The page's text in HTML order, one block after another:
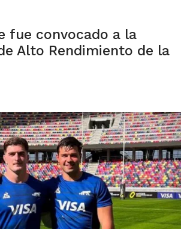
fue convocado a la
Alto Rendimiento de la